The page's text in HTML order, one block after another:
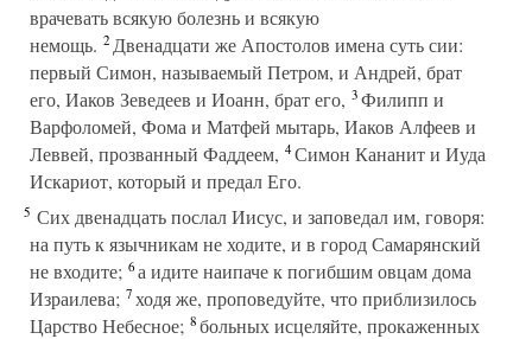
врачевать всякую болезнь и всякую
немощь. 2Двенадцати же Апостолов имена суть сии:
первый Симон, называемый Петром, и Андрей, брат
его, Иаков Зеведеев и Иоанн, брат его, 3Филипп и
Варфоломей, Фома и Матфей мытарь, Иаков Алфеев и
Леввей, прозванный Фаддеем, 4Симон Кананит и Иуда
Искариот, который и предал Его.
5 Сих двенадцать послал Иисус, и заповедал им, говоря:
на путь к язычникам не ходите, и в город Самарянский
не входите; 6а идите наипаче к погибшим овцам дома
Израилева; 7ходя же, проповедуйте, что приблизилось
Царство Небесное; 8больных исцеляйте, прокаженных